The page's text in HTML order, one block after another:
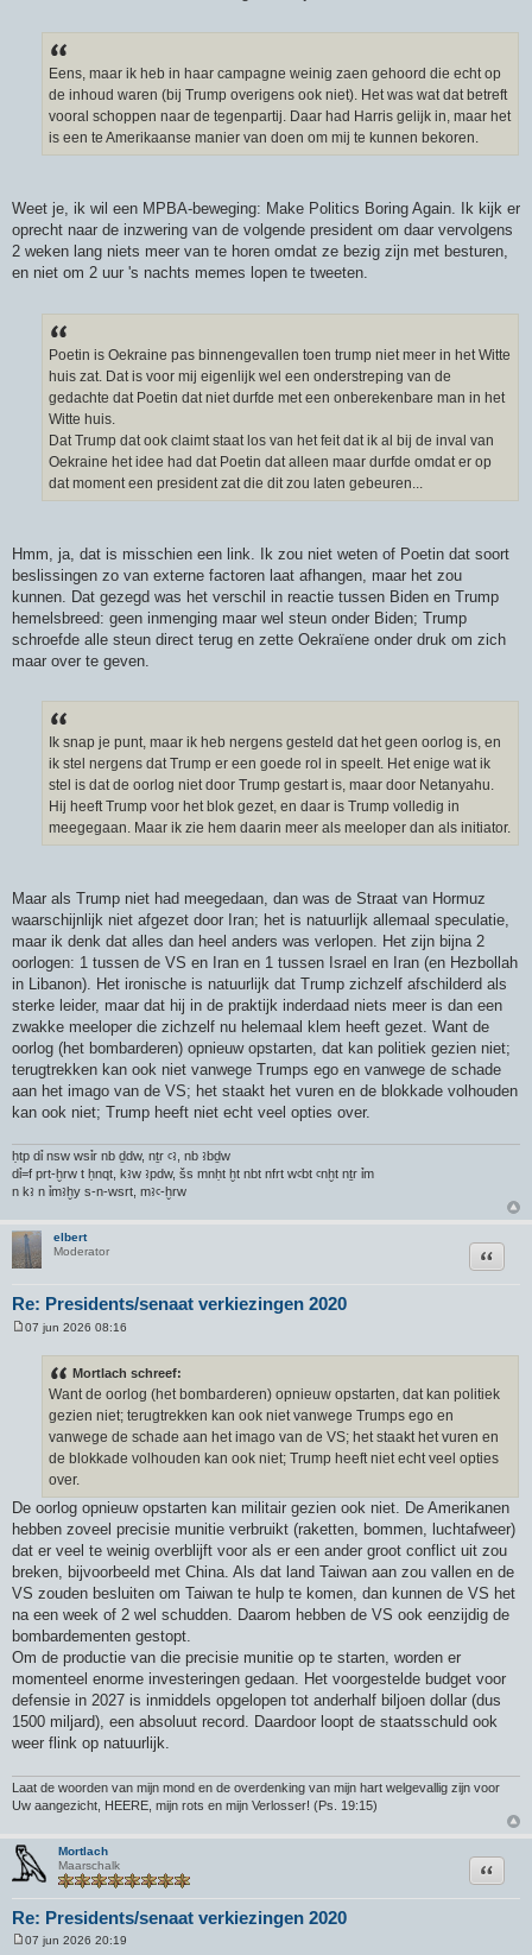
Eens, maar ik heb in haar campagne weinig zaen gehoord die echt op
de inhoud waren (bij Trump overigens ook niet). Het was wat dat betreft
vooral schoppen naar de tegenpartij. Daar had Harris gelijk in, maar het
is een te Amerikaanse manier van doen om mij te kunnen bekoren.
Weet je, ik wil een MPBA-beweging: Make Politics Boring Again. Ik kijk er
oprecht naar de inzwering van de volgende president om daar vervolgens
2 weken lang niets meer van te horen omdat ze bezig zijn met besturen,
en niet om 2 uur 's nachts memes lopen te tweeten.
Poetin is Oekraine pas binnengevallen toen trump niet meer in het Witte
huis zat. Dat is voor mij eigenlijk wel een onderstreping van de
gedachte dat Poetin dat niet durfde met een onberekenbare man in het
Witte huis.
Dat Trump dat ook claimt staat los van het feit dat ik al bij de inval van
Oekraine het idee had dat Poetin dat alleen maar durfde omdat er op
dat moment een president zat die dit zou laten gebeuren...
Hmm, ja, dat is misschien een link. Ik zou niet weten of Poetin dat soort
beslissingen zo van externe factoren laat afhangen, maar het zou
kunnen. Dat gezegd was het verschil in reactie tussen Biden en Trump
hemelsbreed: geen inmenging maar wel steun onder Biden; Trump
schroefde alle steun direct terug en zette Oekraïene onder druk om zich
maar over te geven.
Ik snap je punt, maar ik heb nergens gesteld dat het geen oorlog is, en
ik stel nergens dat Trump er een goede rol in speelt. Het enige wat ik
stel is dat de oorlog niet door Trump gestart is, maar door Netanyahu.
Hij heeft Trump voor het blok gezet, en daar is Trump volledig in
meegegaan. Maar ik zie hem daarin meer als meeloper dan als initiator.
Maar als Trump niet had meegedaan, dan was de Straat van Hormuz
waarschijnlijk niet afgezet door Iran; het is natuurlijk allemaal speculatie,
maar ik denk dat alles dan heel anders was verlopen. Het zijn bijna 2
oorlogen: 1 tussen de VS en Iran en 1 tussen Israel en Iran (en Hezbollah
in Libanon). Het ironische is natuurlijk dat Trump zichzelf afschilderd als
sterke leider, maar dat hij in de praktijk inderdaad niets meer is dan een
zwakke meeloper die zichzelf nu helemaal klem heeft gezet. Want de
oorlog (het bombarderen) opnieuw opstarten, dat kan politiek gezien niet;
terugtrekken kan ook niet vanwege Trumps ego en vanwege de schade
aan het imago van de VS; het staakt het vuren en de blokkade volhouden
kan ook niet; Trump heeft niet echt veel opties over.
ḥtp dỉ nsw wsỉr nb ḏdw, nṯr ꜥꜣ, nb ꜣbḏw
dỉ=f prt-ḫrw t ḥnqt, kꜣw ꜣpdw, šs mnḥt ḫt nbt nfrt wꜥbt ꜥnḫt nṯr ỉm
n kꜣ n ỉmꜣḫy s-n-wsrt, mꜣꜥ-ḫrw
elbert
Moderator
Re: Presidents/senaat verkiezingen 2020
Citeer
07 jun 2026 08:16
Mortlach schreef:
Want de oorlog (het bombarderen) opnieuw opstarten, dat kan politiek
gezien niet; terugtrekken kan ook niet vanwege Trumps ego en
vanwege de schade aan het imago van de VS; het staakt het vuren en
de blokkade volhouden kan ook niet; Trump heeft niet echt veel opties
over.
De oorlog opnieuw opstarten kan militair gezien ook niet. De Amerikanen
hebben zoveel precisie munitie verbruikt (raketten, bommen, luchtafweer)
dat er veel te weinig overblijft voor als er een ander groot conflict uit zou
breken, bijvoorbeeld met China. Als dat land Taiwan aan zou vallen en de
VS zouden besluiten om Taiwan te hulp te komen, dan kunnen de VS het
na een week of 2 wel schudden. Daarom hebben de VS ook eenzijdig de
bombardementen gestopt.
Om de productie van die precisie munitie op te starten, worden er
momenteel enorme investeringen gedaan. Het voorgestelde budget voor
defensie in 2027 is inmiddels opgelopen tot anderhalf biljoen dollar (dus
1500 miljard), een absoluut record. Daardoor loopt de staatsschuld ook
weer flink op natuurlijk.
Laat de woorden van mijn mond en de overdenking van mijn hart welgevallig zijn voor
Uw aangezicht, HEERE, mijn rots en mijn Verlosser! (Ps. 19:15)
Mortlach
Maarschalk
Re: Presidents/senaat verkiezingen 2020
Citeer
07 jun 2026 20:19